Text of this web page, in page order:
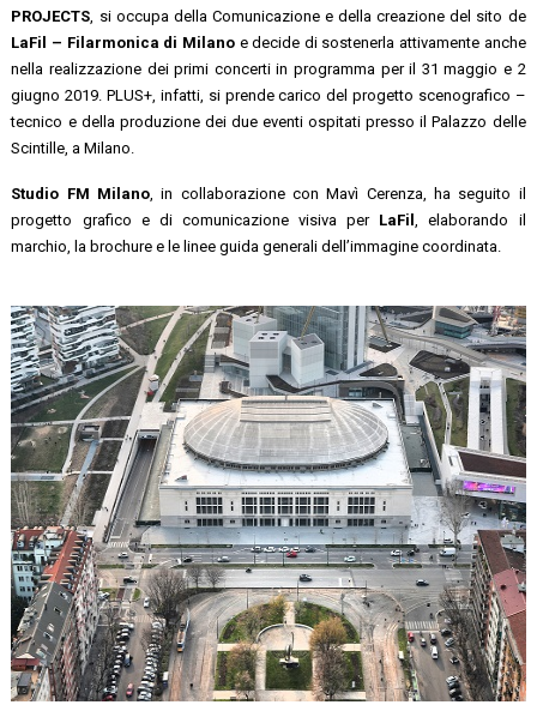
PROJECTS , si occupa della Comunicazione e della creazione del sito de
LaFil – Filarmonica di Milanoe decide di sostenerla attivamente anche
nella realizzazione dei primi concerti in programma per il 31 maggio e 2
giugno 2019. PLUS+, infatti, si prende carico del progetto scenografico –
tecnico e della produzione dei due eventi ospitati presso il Palazzo delle
Scintille, a Milano.
Studio FM Milano , in collaborazione con Mavì Cerenza, ha seguito il
progetto grafico e di comunicazione visiva per LaFil
, elaborando il
marchio, la brochure e le linee guida generali dell’immagine coordinata.